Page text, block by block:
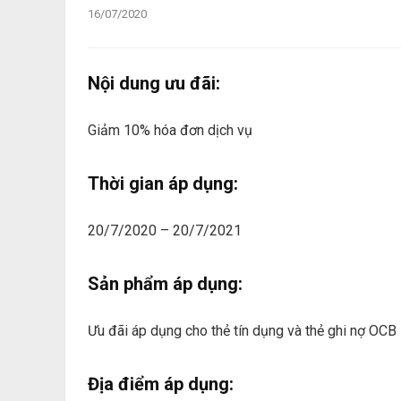
16/07/2020
Nội dung ưu đãi:
Giảm 10% hóa đơn dịch vụ
Thời gian áp dụng:
20/7/2020 – 20/7/2021
Sản phẩm áp dụng:
Ưu đãi áp dụng cho thẻ tín dụng và thẻ ghi nợ OCB
Địa điểm áp dụng: